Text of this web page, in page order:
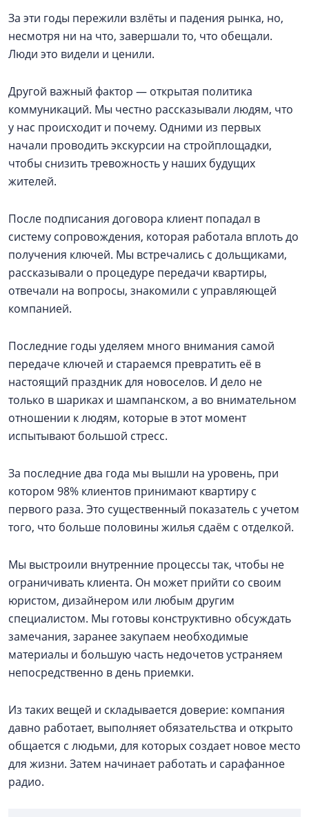
За эти годы пережили взлёты и падения рынка, но,
несмотря ни на что, завершали то, что обещали.
Люди это видели и ценили.
Другой важный фактор — открытая политика
коммуникаций. Мы честно рассказывали людям, что
у нас происходит и почему. Одними из первых
начали проводить экскурсии на стройплощадки,
чтобы снизить тревожность у наших будущих
жителей.
После подписания договора клиент попадал в
систему сопровождения, которая работала вплоть до
получения ключей. Мы встречались с дольщиками,
рассказывали о процедуре передачи квартиры,
отвечали на вопросы, знакомили с управляющей
компанией.
Последние годы уделяем много внимания самой
передаче ключей и стараемся превратить её в
настоящий праздник для новоселов. И дело не
только в шариках и шампанском, а во внимательном
отношении к людям, которые в этот момент
испытывают большой стресс.
За последние два года мы вышли на уровень, при
котором 98% клиентов принимают квартиру с
первого раза. Это существенный показатель с учетом
того, что больше половины жилья сдаём с отделкой.
Мы выстроили внутренние процессы так, чтобы не
ограничивать клиента. Он может прийти со своим
юристом, дизайнером или любым другим
специалистом. Мы готовы конструктивно обсуждать
замечания, заранее закупаем необходимые
материалы и большую часть недочетов устраняем
непосредственно в день приемки.
Из таких вещей и складывается доверие: компания
давно работает, выполняет обязательства и открыто
общается с людьми, для которых создает новое место
для жизни. Затем начинает работать и сарафанное
радио.